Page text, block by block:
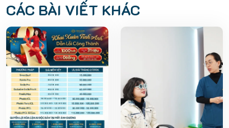
CÁC BÀI VIẾT KHÁC